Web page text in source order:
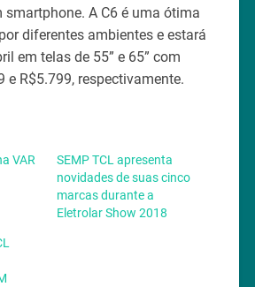
smartphone. A C6 é uma ótima
diferentes ambientes e estará
em telas de 55” e 65” com
e R$5.799, respectivamente.
VAR
SEMP TCL apresenta
novidades de suas cinco
marcas durante a
Eletrolar Show 2018